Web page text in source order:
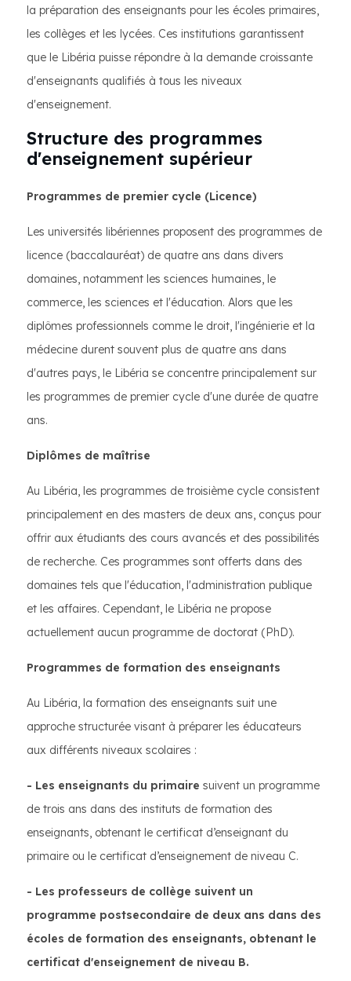
la préparation des enseignants pour les écoles primaires,
les collèges et les lycées. Ces institutions garantissent
que le Libéria puisse répondre à la demande croissante
d'enseignants qualifiés à tous les niveaux
d'enseignement.
Structure des programmes
d'enseignement supérieur
Programmes de premier cycle (Licence)
Les universités libériennes proposent des programmes de
licence (baccalauréat) de quatre ans dans divers
domaines, notamment les sciences humaines, le
commerce, les sciences et l'éducation. Alors que les
diplômes professionnels comme le droit, l'ingénierie et la
médecine durent souvent plus de quatre ans dans
d'autres pays, le Libéria se concentre principalement sur
les programmes de premier cycle d'une durée de quatre
ans.
Diplômes de maîtrise
Au Libéria, les programmes de troisième cycle consistent
principalement en des masters de deux ans, conçus pour
offrir aux étudiants des cours avancés et des possibilités
de recherche. Ces programmes sont offerts dans des
domaines tels que l'éducation, l'administration publique
et les affaires. Cependant, le Libéria ne propose
actuellement aucun programme de doctorat (PhD).
Programmes de formation des enseignants
Au Libéria, la formation des enseignants suit une
approche structurée visant à préparer les éducateurs
aux différents niveaux scolaires :
- Les enseignants du primaire suivent un programme
de trois ans dans des instituts de formation des
enseignants, obtenant le certificat d’enseignant du
primaire ou le certificat d’enseignement de niveau C.
- Les professeurs de collège suivent un
programme postsecondaire de deux ans dans des
écoles de formation des enseignants, obtenant le
certificat d'enseignement de niveau B.